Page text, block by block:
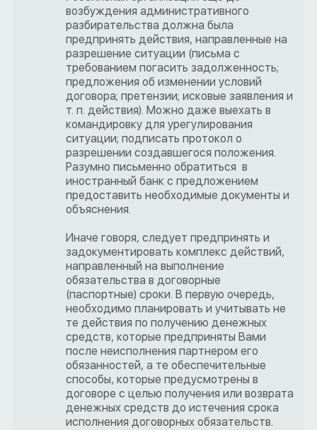
возбуждения административного
разбирательства должна была
предпринять действия, направленные на
разрешение ситуации (письма с
требованием погасить задолженность;
предложения об изменении условий
договора; претензии; исковые заявления и
т. п. действия). Можно даже выехать в
командировку для урегулирования
ситуации; подписать протокол о
разрешении создавшегося положения.
Разумно письменно обратиться в
иностранный банк с предложением
предоставить необходимые документы и
объяснения.
Иначе говоря, следует предпринять и
задокументировать комплекс действий,
направленный на выполнение
обязательства в договорные
(паспортные) сроки. В первую очередь,
необходимо планировать и учитывать не
те действия по получению денежных
средств, которые предприняты Вами
после неисполнения партнером его
обязанностей, а те обеспечительные
способы, которые предусмотрены в
договоре с целью получения или возврата
денежных средств до истечения срока
исполнения договорных обязательств.